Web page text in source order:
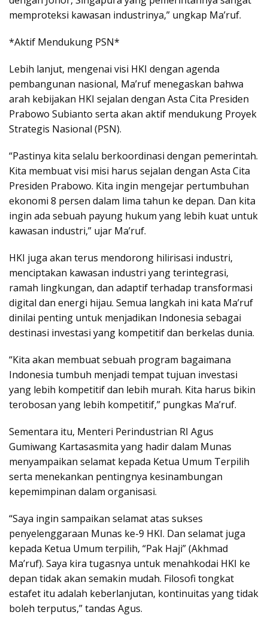
memproteksi kawasan industrinya,” ungkap Ma’ruf.
*Aktif Mendukung PSN*
Lebih lanjut, mengenai visi HKI dengan agenda
pembangunan nasional, Ma’ruf menegaskan bahwa
arah kebijakan HKI sejalan dengan Asta Cita Presiden
Prabowo Subianto serta akan aktif mendukung Proyek
Strategis Nasional (PSN).
“Pastinya kita selalu berkoordinasi dengan pemerintah.
Kita membuat visi misi harus sejalan dengan Asta Cita
Presiden Prabowo. Kita ingin mengejar pertumbuhan
ekonomi 8 persen dalam lima tahun ke depan. Dan kita
ingin ada sebuah payung hukum yang lebih kuat untuk
kawasan industri,” ujar Ma’ruf.
HKI juga akan terus mendorong hilirisasi industri,
menciptakan kawasan industri yang terintegrasi,
ramah lingkungan, dan adaptif terhadap transformasi
digital dan energi hijau. Semua langkah ini kata Ma’ruf
dinilai penting untuk menjadikan Indonesia sebagai
destinasi investasi yang kompetitif dan berkelas dunia.
“Kita akan membuat sebuah program bagaimana
Indonesia tumbuh menjadi tempat tujuan investasi
yang lebih kompetitif dan lebih murah. Kita harus bikin
terobosan yang lebih kompetitif,” pungkas Ma’ruf.
Sementara itu, Menteri Perindustrian RI Agus
Gumiwang Kartasasmita yang hadir dalam Munas
menyampaikan selamat kepada Ketua Umum Terpilih
serta menekankan pentingnya kesinambungan
kepemimpinan dalam organisasi.
“Saya ingin sampaikan selamat atas sukses
penyelenggaraan Munas ke-9 HKI. Dan selamat juga
kepada Ketua Umum terpilih, “Pak Haji” (Akhmad
Ma’ruf). Saya kira tugasnya untuk menahkodai HKI ke
depan tidak akan semakin mudah. Filosofi tongkat
estafet itu adalah keberlanjutan, kontinuitas yang tidak
boleh terputus,” tandas Agus.